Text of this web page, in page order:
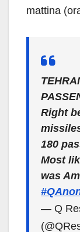
mattina
Right
180
Most
was
— Q